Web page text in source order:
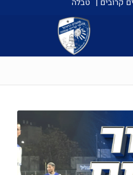
קרובים | טבלה